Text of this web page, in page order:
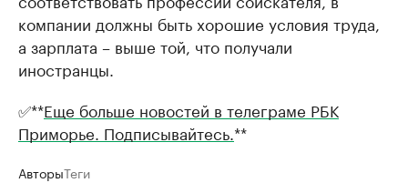
компании должны быть хорошие условия труда,
а зарплата – выше той, что получали
иностранцы.
✅**Еще больше новостей в телеграме РБК
Приморье. Подписывайтесь. **
АвторыТеги